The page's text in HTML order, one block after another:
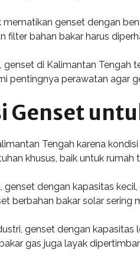
genset dengan
filter bahan bakar harus
di Kalimantan Tengah
pentingnya perawatan agar
Genset
Tengah karena
khusus, baik untuk rumah
dengan kapasitas
berbahan bakar solar
genset dengan
gas juga layak